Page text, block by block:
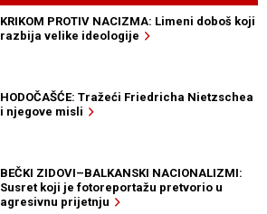
KRIKOM PROTIV NACIZMA: Limeni doboš koji
razbija velike ideologije
HODOČAŠĆE: Tražeći Friedricha Nietzschea
i njegove misli
BEČKI ZIDOVI–BALKANSKI NACIONALIZMI:
Susret koji je fotoreportažu pretvorio u
agresivnu prijetnju